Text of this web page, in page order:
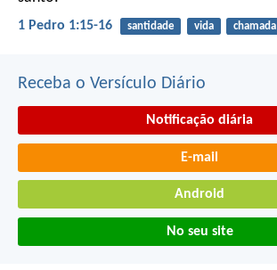
1 Pedro 1:15-16 santidade vida chamada
Receba o Versículo Diário
Notificação diária
E-mail
Android
No seu site